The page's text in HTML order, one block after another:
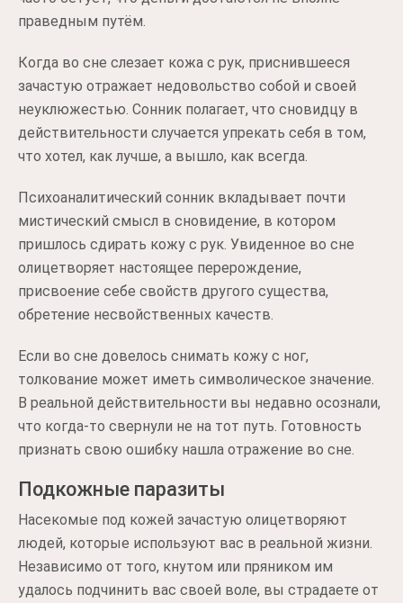
праведным путём.
Когда во сне слезает кожа с рук, приснившееся
зачастую отражает недовольство собой и своей
неуклюжестью. Сонник полагает, что сновидцу в
действительности случается упрекать себя в том,
что хотел, как лучше, а вышло, как всегда.
Психоаналитический сонник вкладывает почти
мистический смысл в сновидение, в котором
пришлось сдирать кожу с рук. Увиденное во сне
олицетворяет настоящее перерождение,
присвоение себе свойств другого существа,
обретение несвойственных качеств.
Если во сне довелось снимать кожу с ног,
толкование может иметь символическое значение.
В реальной действительности вы недавно осознали,
что когда-то свернули не на тот путь. Готовность
признать свою ошибку нашла отражение во сне.
Подкожные паразиты
Насекомые под кожей зачастую олицетворяют
людей, которые используют вас в реальной жизни.
Независимо от того, кнутом или пряником им
удалось подчинить вас своей воле, вы страдаете от